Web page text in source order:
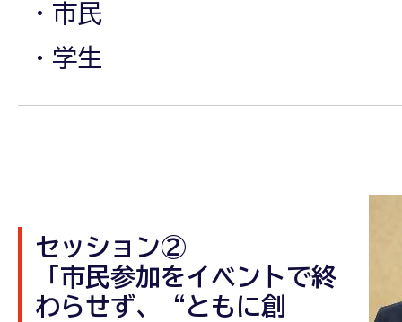
・市民
・学生
セッション②
「市民参加をイベントで終
わらせず、“ともに創